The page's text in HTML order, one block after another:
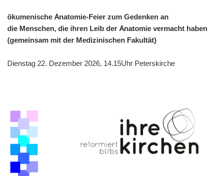
ökumenische Anatomie-Feier zum Gedenken an
die Menschen, die ihren Leib der Anatomie vermacht haben
(gemeinsam mit der Medizinischen Fakultät)
Dienstag 22. Dezember 2026, 14.15Uhr Peterskirche